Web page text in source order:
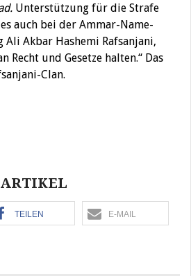
Unterstützung für die Strafe
auch bei der Ammar-Name-
Ali Akbar Hashemi Rafsanjani,
Recht und Gesetze halten.“ Das
Clan.
TEILEN E-MAIL